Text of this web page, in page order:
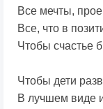
Все мечты,
Все, что в
Чтобы счастье
Чтобы дети
В лучшем виде